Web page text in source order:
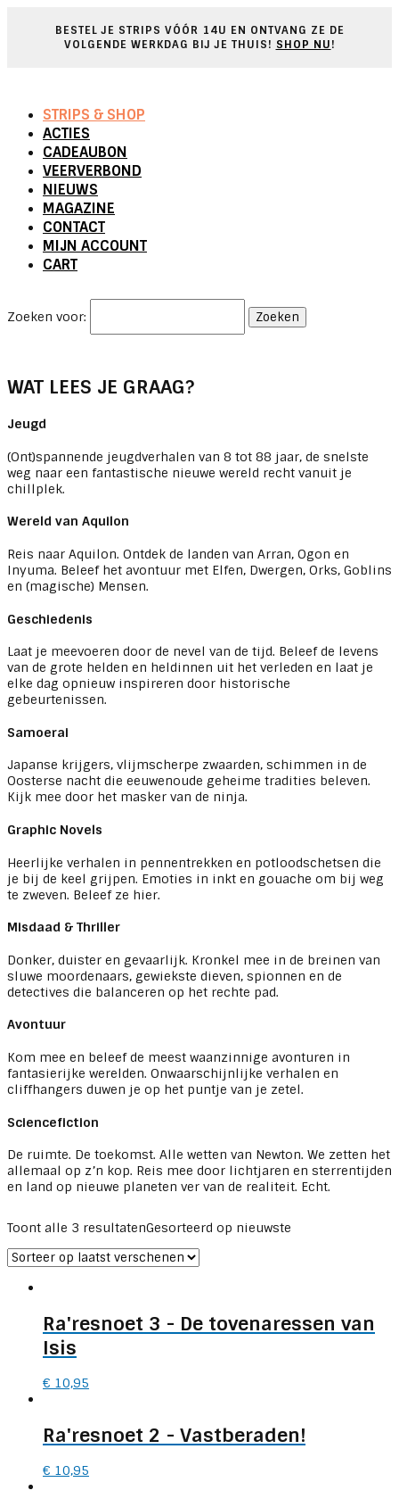
BESTEL JE STRIPS VÓÓR 14U EN ONTVANG ZE DE
VOLGENDE WERKDAG BIJ JE THUIS! SHOP NU!
STRIPS & SHOP
ACTIES
CADEAUBON
VEERVERBOND
NIEUWS
MAGAZINE
CONTACT
MIJN ACCOUNT
CART
Zoeken voor:
WAT LEES JE GRAAG?
Jeugd
(Ont)spannende jeugdverhalen van 8 tot 88 jaar, de snelste
weg naar een fantastische nieuwe wereld recht vanuit je
chillplek.
Wereld van Aquilon
Reis naar Aquilon. Ontdek de landen van Arran, Ogon en
Inyuma. Beleef het avontuur met Elfen, Dwergen, Orks, Goblins
en (magische) Mensen.
Geschiedenis
Laat je meevoeren door de nevel van de tijd. Beleef de levens
van de grote helden en heldinnen uit het verleden en laat je
elke dag opnieuw inspireren door historische
gebeurtenissen.
Samoerai
Japanse krijgers, vlijmscherpe zwaarden, schimmen in de
Oosterse nacht die eeuwenoude geheime tradities beleven.
Kijk mee door het masker van de ninja.
Graphic Novels
Heerlijke verhalen in pennentrekken en potloodschetsen die
je bij de keel grijpen. Emoties in inkt en gouache om bij weg
te zweven. Beleef ze hier.
Misdaad & Thriller
Donker, duister en gevaarlijk. Kronkel mee in de breinen van
sluwe moordenaars, gewiekste dieven, spionnen en de
detectives die balanceren op het rechte pad.
Avontuur
Kom mee en beleef de meest waanzinnige avonturen in
fantasierijke werelden. Onwaarschijnlijke verhalen en
cliffhangers duwen je op het puntje van je zetel.
Sciencefiction
De ruimte. De toekomst. Alle wetten van Newton. We zetten het
allemaal op z’n kop. Reis mee door lichtjaren en sterrentijden
en land op nieuwe planeten ver van de realiteit. Echt.
Toont alle 3 resultatenGesorteerd op nieuwste
Ra'resnoet 3 - De tovenaressen van
Isis
€ 10,95
Ra'resnoet 2 - Vastberaden!
€ 10,95